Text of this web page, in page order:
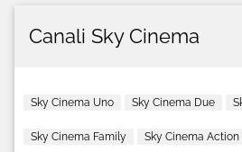
Canali Sky Cinema
Sky Cinema Uno Sky Cinema Due
Sky Cinema Family Sky Cinema Action